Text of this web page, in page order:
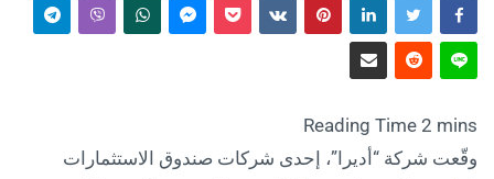
وقّعت شركة “أديرا”، إحدى شركات صندوق الاستثمارات